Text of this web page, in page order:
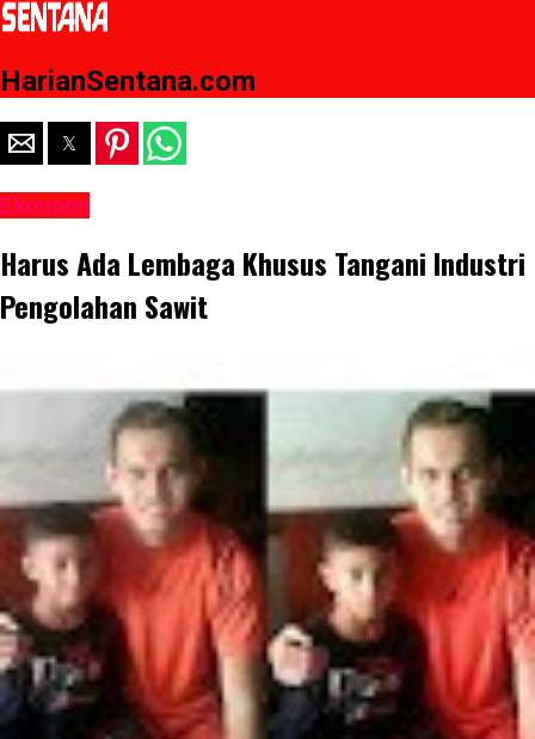
HarianSentana.com
Ekonomi
Harus Ada Lembaga Khusus Tangani Industri
Pengolahan Sawit